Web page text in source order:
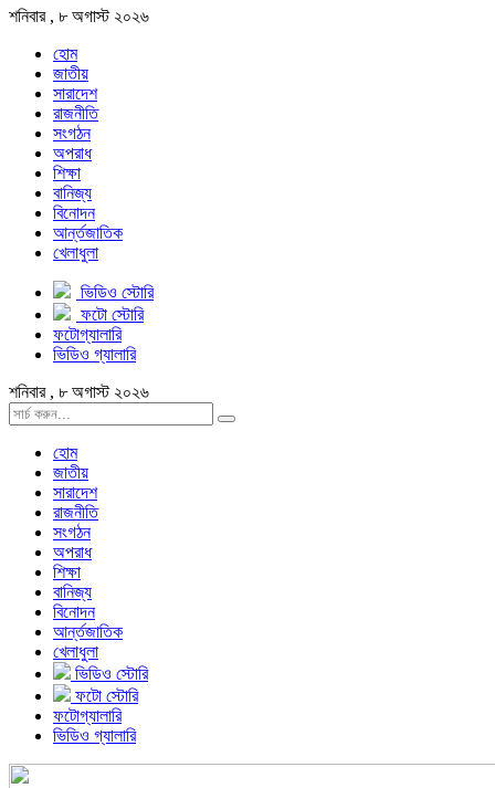
শনিবার , ৮ অগাস্ট ২০২৬
হোম
জাতীয়
সারাদেশ
রাজনীতি
সংগঠন
অপরাধ
শিক্ষা
বানিজ্য
বিনোদন
আর্ন্তজাতিক
খেলাধুলা
ভিডিও স্টোরি
ফটো স্টোরি
ফটোগ্যালারি
ভিডিও গ্যালারি
শনিবার , ৮ অগাস্ট ২০২৬
হোম
জাতীয়
সারাদেশ
রাজনীতি
সংগঠন
অপরাধ
শিক্ষা
বানিজ্য
বিনোদন
আর্ন্তজাতিক
খেলাধুলা
ভিডিও স্টোরি
ফটো স্টোরি
ফটোগ্যালারি
ভিডিও গ্যালারি